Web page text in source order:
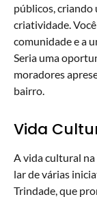
públicos, criando
criatividade.
comunidade e a
Seria uma
moradores
bairro.
Vida
A vida cultural
lar de várias
Trindade, que